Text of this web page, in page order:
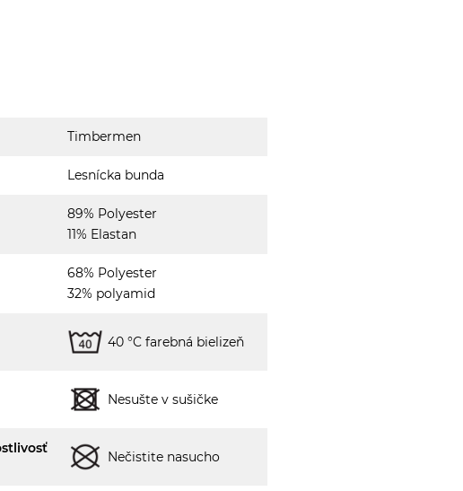
Timbermen
Lesnícka bunda
89% Polyester
11% Elastan
68% Polyester
32% polyamid
40 °C farebná bielizeň
Nesušte v sušičke
Nečistite nasucho